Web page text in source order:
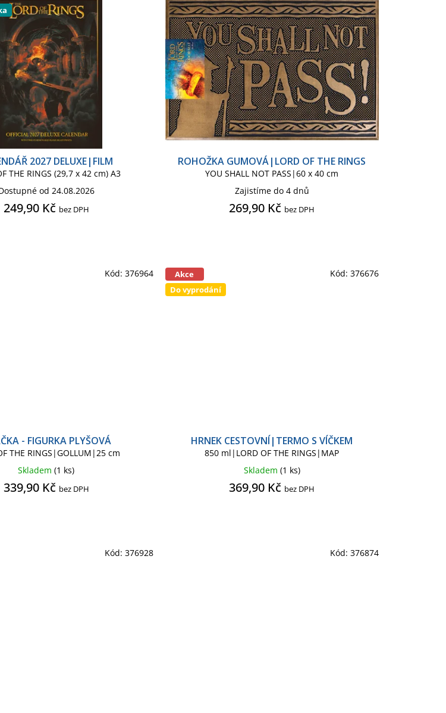
placka Ostatní merchandise Peněženka Plakát
Přívěsek - klíčenka Prostírání na stůl Puzzle Řetízek na krk, na ruku
Tácek pod sklenici Taška kosmetická necesér Taška shopping
2027 DELUXE|FILM
THE RINGS (29,7 x 42 cm) A3
od 24.08.2026
249,90 Kč bez DPH
ROHOŽKA GUMOVÁ|LORD OF THE RINGS
YOU SHALL NOT PASS|60 x 40 cm
Zajistíme do 4 dnů
269,90 Kč bez DPH
- FIGURKA PLYŠOVÁ
THE RINGS|GOLLUM|25 cm
Skladem(1 ks)
339,90 Kč bez DPH
Kód: 376964
Akce
Do vyprodání
HRNEK CESTOVNÍ|TERMO S VÍČKEM
850 ml|LORD OF THE RINGS|MAP
Skladem (1 ks)
369,90 Kč bez DPH
Kód: 376676
Kód: 376928 Kód: 376874